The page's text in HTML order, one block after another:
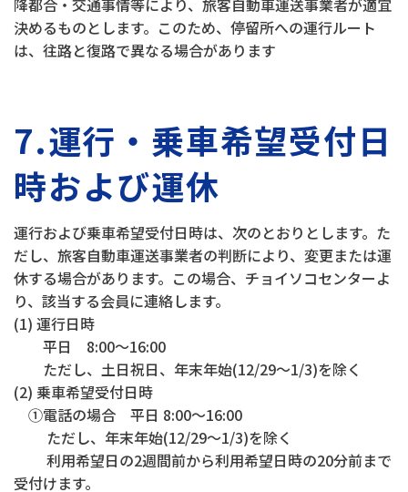
降都合・交通事情等により、旅客自動車運送事業者が適宜
決めるものとします。このため、停留所への運行ルート
は、往路と復路で異なる場合があります
7.運行・乗車希望受付日
時および運休
運行および乗車希望受付日時は、次のとおりとします。た
だし、旅客自動車運送事業者の判断により、変更または運
休する場合があります。この場合、チョイソコセンターよ
り、該当する会員に連絡します。
(1) 運行日時
平日 8:00～16:00
ただし、土日祝日、年末年始(12/29～1/3)を除く
(2) 乗車希望受付日時
①電話の場合 平日 8:00～16:00
ただし、年末年始(12/29～1/3)を除く
利用希望日の2週間前から利用希望日時の20分前まで
受付けます。